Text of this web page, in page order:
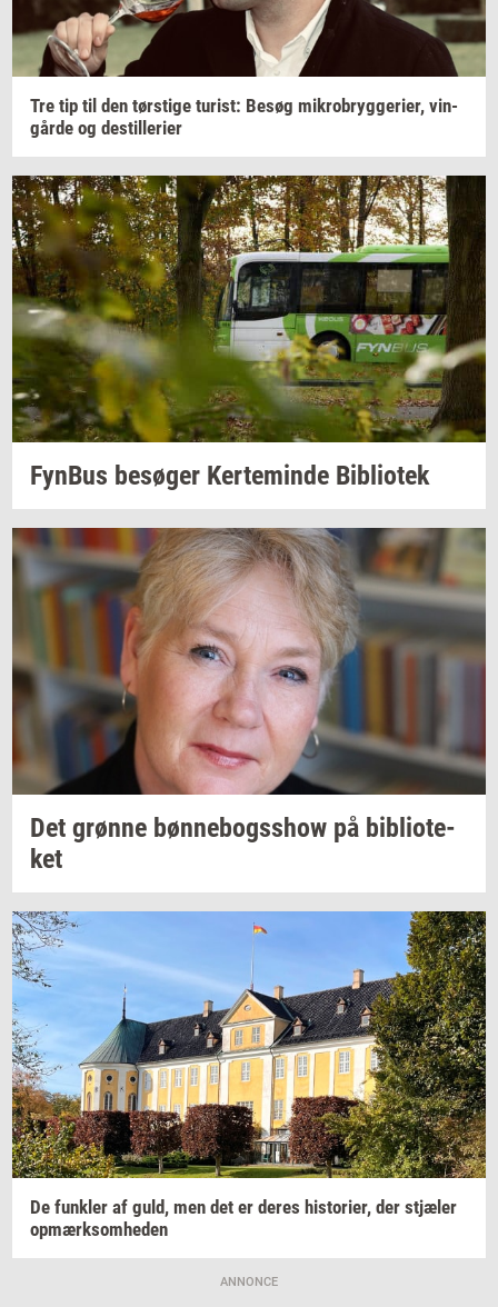
Tre tip til den tørsti­ge turist: Besøg mi­kro­bryg­ge­ri­er, vin­
går­de og destil­le­ri­er
Fyn­Bus be­sø­ger Ker­te­min­de Bi­bli­o­tek
Det grøn­ne bøn­ne­bogsshow på bi­bli­o­te­
ket
De funk­ler af guld, men det er deres hi­sto­ri­er, der stjæ­ler
op­mærk­som­he­den
ANNONCE